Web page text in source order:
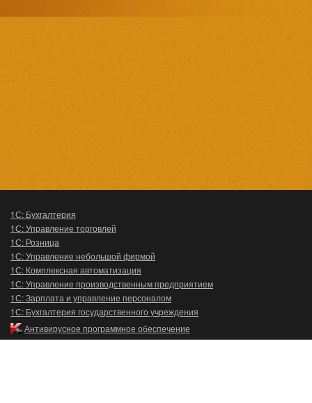
1С: Бухгалтерия
1С: Управление торговлей
1С: Розница
1С: Управление небольшой фирмой
1С: Комплексная автоматизация
1С: Управление производственным предприятием
1С: Зарплата и управление персоналом
1С: Бухгалтерия государственного учреждения
Антивирусное программное обеспечение